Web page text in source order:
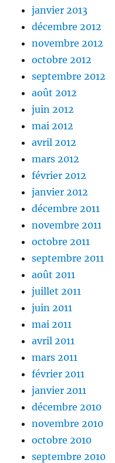
janvier 2013
décembre 2012
novembre 2012
octobre 2012
septembre 2012
août 2012
juin 2012
mai 2012
avril 2012
mars 2012
février 2012
janvier 2012
décembre 2011
novembre 2011
octobre 2011
septembre 2011
août 2011
juillet 2011
juin 2011
mai 2011
avril 2011
mars 2011
février 2011
janvier 2011
décembre 2010
novembre 2010
octobre 2010
septembre 2010